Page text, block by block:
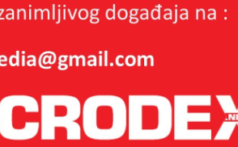
za sva vremena
LAŽNI JUBILEJ
Tko štiti nasilne migrante? Slučaj
Egipćanina otvara ozbiljna pitanja